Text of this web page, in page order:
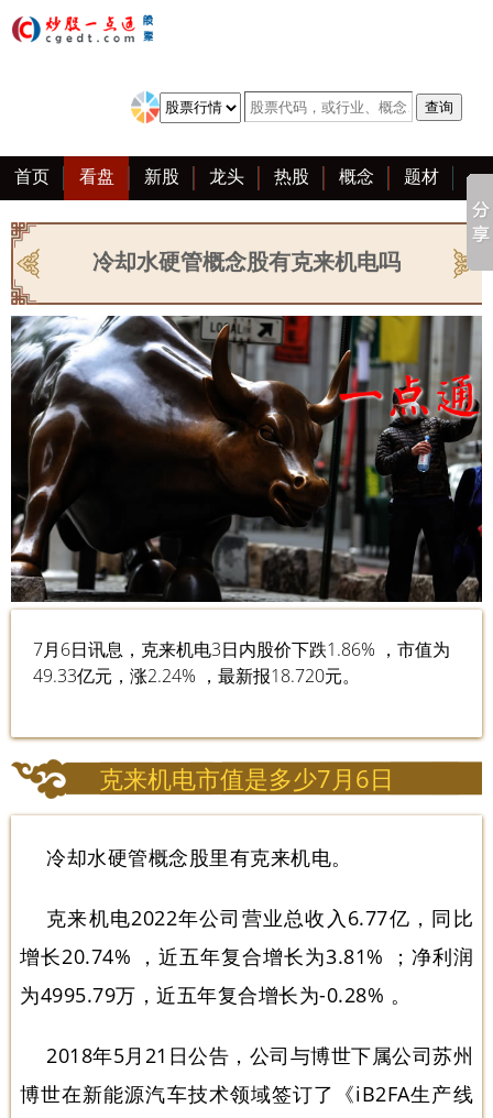
首页 看盘 新股 龙头 热股 概念 题材
亮点 创业板 资料 复盘 区块链 大全
冷却水硬管概念股有克来机电吗
7月6日讯息，克来机电3日内股价下跌1.86% ，市值为
49.33亿元，涨2.24% ，最新报18.720元。
克来机电市值是多少7月6日
冷却水硬管概念股里有克来机电。
克来机电2022年公司营业总收入6.77亿，同比
增长20.74% ，近五年复合增长为3.81% ；净利润
为4995.79万，近五年复合增长为-0.28% 。
2018年5月21日公告，公司与博世下属公司苏州
博世在新能源汽车技术领域签订了《iB2FA生产线